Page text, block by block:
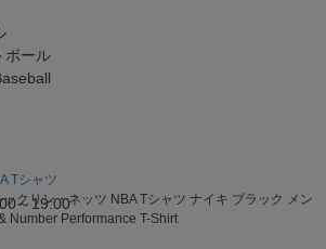
～19:00
ボール
Tシャツ
クリン・ネッツ NBA Tシャツ ナイキ ブラック メン
Number Performance T-Shirt